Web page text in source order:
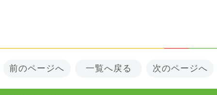
前のページへ 一覧へ戻る 次のページへ